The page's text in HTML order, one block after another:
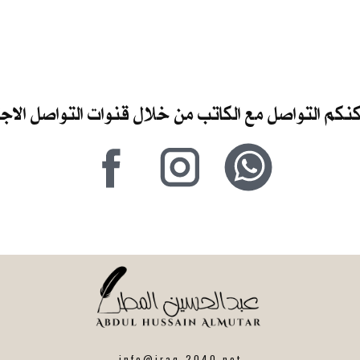
التواصل مع الكاتب من خلال قنوات التواصل